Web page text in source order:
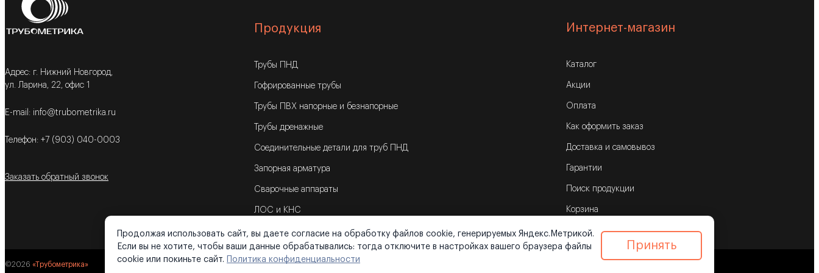
Адрес: г. Нижний Новгород,
ул. Ларина, 22, офис 1
E-mail: info@trubometrika.ru
Телефон: +7 (903) 040-0003
Заказать обратный звонок
Продукция
Трубы ПНД
Гофрированные трубы
Трубы ПВХ напорные и безнапорные
Трубы дренажные
Соединительные детали для труб ПНД
Запорная арматура
Сварочные аппараты
ЛОС и КНС
Интернет-магазин
Каталог
Акции
Оплата
Как оформить заказ
Доставка и самовывоз
Гарантии
Поиск продукции
Корзина
©2026 «Трубометрика» Политика конфиденциальности
Продолжая использовать сайт, вы даете согласие на обработку файлов cookie, генерируемых Яндекс.Метрикой.
Если вы не хотите, чтобы ваши данные обрабатывались: тогда отключите в настройках вашего браузера файлы
cookie или покиньте сайт.
Политика конфиденциальности
Принять